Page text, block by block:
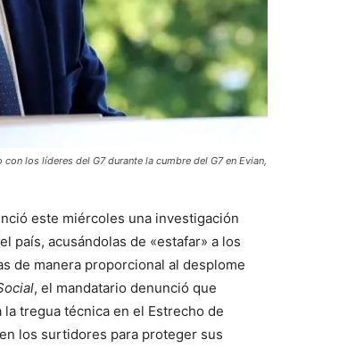
los líderes del G7 durante la cumbre del G7 en Evian,
este miércoles una investigación
país, acusándolas de «estafar» a los
de manera proporcional al desplome
, el mandatario denunció que
tregua técnica en el Estrecho de
los surtidores para proteger sus